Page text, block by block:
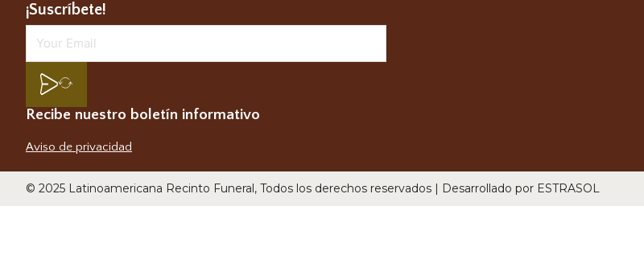
¡Suscríbete!
Recibe nuestro boletín informativo
Aviso de privacidad
© 2025 Latinoamericana Recinto Funeral, Todos los derechos reservados | Desarrollado por ESTRASOL